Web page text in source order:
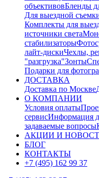
объективовБленды
Для выездной
Комплекты для
источники света
стабилизаторы
лайт-дискиЧехлы,
"разгрузка"Зонты
Подарки для
ДОСТАВКА
Доставка по Москве
О КОМПАНИИ
Условия оплаты
сервисИнформация
задаваемые вопросы
АКЦИИ И
БЛОГ
КОНТАКТЫ
+7 (495) 162 99 37